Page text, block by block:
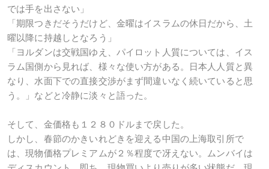
では手を出さない」
「期限つきだそうだけど、金曜はイスラムの休日だから、土
曜以降に持越しとなろう」
「ヨルダンは交戦国ゆえ、パイロット人質については、イス
ラム国側から見れば、様々な使い方がある。日本人人質と異
なり、水面下での直接交渉がまず間違いなく続いていると思
う。」などと冷静に淡々と語った。
そして、金価格も１２８０ドルまで戻した。
しかし、春節のかきいれどきを迎える中国の上海取引所で
は、現物価格プレミアムが２％程度で冴えない。ムンバイは